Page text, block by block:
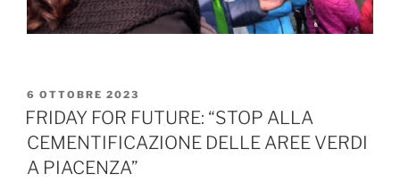
PUBBLICATO
IL
6 OTTOBRE 2023
FRIDAY FOR FUTURE: “STOP ALLA
CEMENTIFICAZIONE DELLE AREE VERDI
A PIACENZA”